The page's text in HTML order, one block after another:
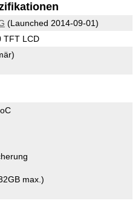
(Launched 2014-09-01)
TFT LCD
max.)